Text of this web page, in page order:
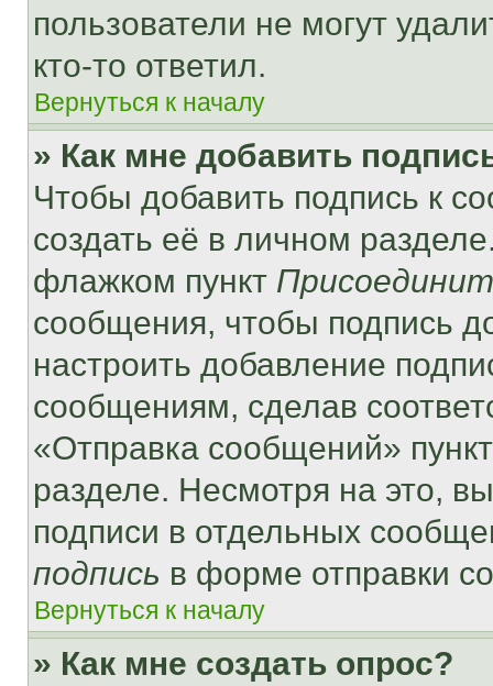
пользователи не могут
кто-то ответил.
Вернуться к началу
» Как мне добавить
Чтобы добавить подпись к
создать её в личном
флажком пункт
сообщения, чтобы подпись
настроить добавление
сообщениям, сделав
«Отправка сообщений»
разделе. Несмотря на это,
подписи в отдельных
подпись в форме отправки
Вернуться к началу
» Как мне создать опрос?